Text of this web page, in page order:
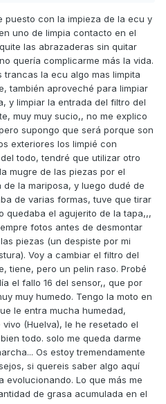
la ecu tienes que desmontar el
conectada a un tubo de la
con una abrazadera que
cuerpo de la mariposa va
cilindro (o eso me pareció a
cuerpo de la mariposa solo es
desconectar un conector, y ya
pdf donde hay un
se hace, espero te sirva.
puesto con la impieza de la ecu y
uno de limpia contacto en el
las abrazaderas sin quitar
quería complicarme más la vida.
trancas la ecu algo mas limpita
también aproveché para limpiar
y limpiar la entrada del filtro del
muy muy sucio,, no me explico
supongo que será porque son
exteriores los limpié con
todo, tendré que utilizar otro
mugre de las piezas por el
de la mariposa, y luego dudé de
de varias formas, tuve que tirar
quedaba el agujerito de la tapa,,,
fotos antes de desmontar
piezas (un despiste por mi
Voy a cambiar el filtro del
tiene, pero un pelin raso. Probé
el fallo 16 del sensor,, que por
muy humedo. Tengo la moto en
le entra mucha humedad,
(Huelva), le he resetado el
todo. solo me queda darme
Os estoy tremendamente
si quereis saber algo aquí
evolucionando. Lo que más me
de grasa acumulada en el